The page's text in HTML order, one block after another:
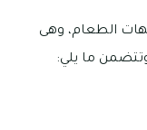
من وجهات الطعام، وهى